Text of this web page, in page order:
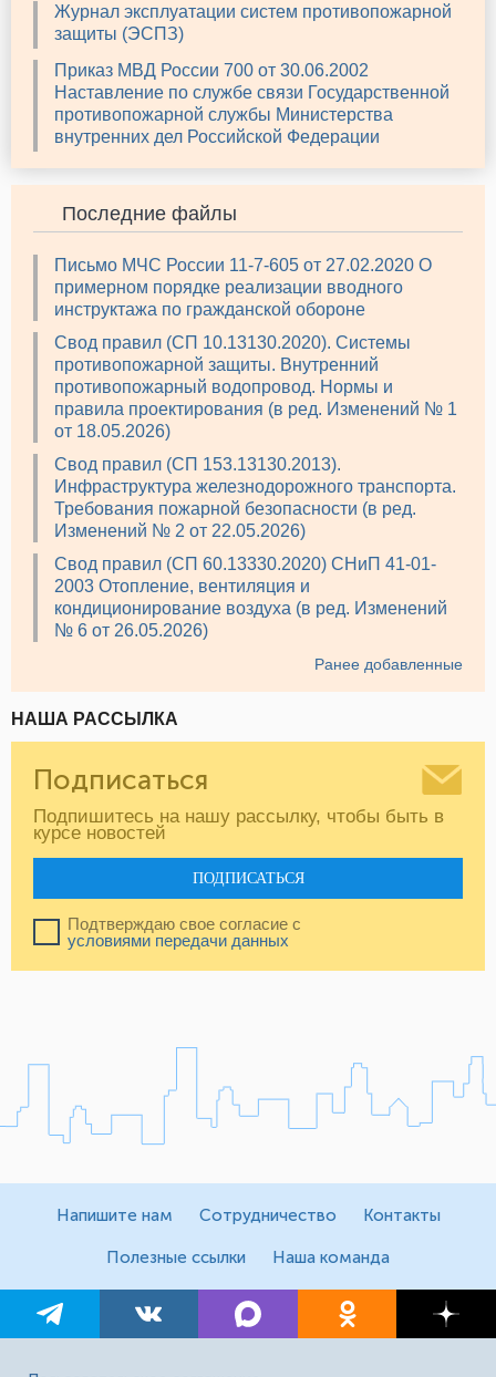
Журнал эксплуатации систем противопожарной
защиты (ЭСПЗ)
Приказ МВД России 700 от 30.06.2002
Наставление по службе связи Государственной
противопожарной службы Министерства
внутренних дел Российской Федерации
Последние файлы
Письмо МЧС России 11-7-605 от 27.02.2020 О
примерном порядке реализации вводного
инструктажа по гражданской обороне
Свод правил (СП 10.13130.2020). Системы
противопожарной защиты. Внутренний
противопожарный водопровод. Нормы и
правила проектирования (в ред. Изменений № 1
от 18.05.2026)
Свод правил (СП 153.13130.2013).
Инфраструктура железнодорожного транспорта.
Требования пожарной безопасности (в ред.
Изменений № 2 от 22.05.2026)
Свод правил (СП 60.13330.2020) СНиП 41-01-
2003 Отопление, вентиляция и
кондиционирование воздуха (в ред. Изменений
№ 6 от 26.05.2026)
Ранее добавленные
НАША РАССЫЛКА
Подписаться
Подпишитесь на нашу рассылку, чтобы быть в
курсе новостей
ПОДПИСАТЬСЯ
Подтверждаю свое согласие с
условиями передачи данных
Напишите нам Сотрудничество Контакты
Полезные ссылки Наша команда